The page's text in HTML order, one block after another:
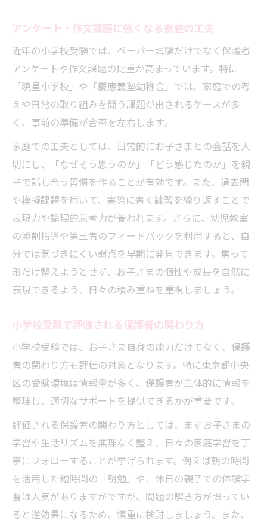
アンケート・作文課題に強くなる家庭の工夫
近年の小学校受験では、ペーパー試験だけでなく保護者
アンケートや作文課題の比重が高まっています。特に
「暁星小学校」や「慶應義塾幼稚舎」では、家庭での考
えや日常の取り組みを問う課題が出されるケースが多
く、事前の準備が合否を左右します。
家庭での工夫としては、日常的にお子さまとの会話を大
切にし、「なぜそう思うのか」「どう感じたのか」を親
子で話し合う習慣を作ることが有効です。また、過去問
や模擬課題を用いて、実際に書く練習を繰り返すことで
表現力や論理的思考力が養われます。さらに、幼児教室
の添削指導や第三者のフィードバックを利用すると、自
分では気づきにくい弱点を早期に発見できます。焦って
形だけ整えようとせず、お子さまの個性や成長を自然に
表現できるよう、日々の積み重ねを重視しましょう。
小学校受験で評価される保護者の関わり方
小学校受験では、お子さま自身の能力だけでなく、保護
者の関わり方も評価の対象となります。特に東京都中央
区の受験環境は情報量が多く、保護者が主体的に情報を
整理し、適切なサポートを提供できるかが重要です。
評価される保護者の関わり方としては、まずお子さまの
学習や生活リズムを無理なく整え、日々の家庭学習を丁
寧にフォローすることが挙げられます。例えば朝の時間
を活用した短時間の「朝勉」や、休日の親子での体験学
習は人気がありますがですが、問題の解き方が誤ってい
ると逆効果になるため、慎重に検討しましょう。また、